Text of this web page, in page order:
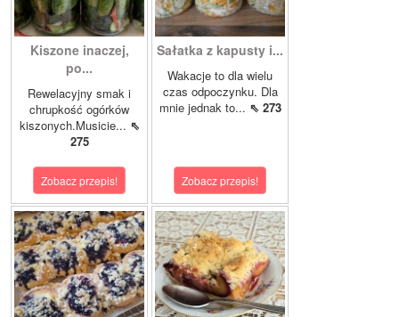
Kiszone inaczej,
po...
Rewelacyjny smak i
chrupkość ogórków
kiszonych.Musicie... ⇖
275
Zobacz przepis!
Sałatka z kapusty i...
Wakacje to dla wielu
czas odpoczynku. Dla
mnie jednak to... ⇖ 273
Zobacz przepis!